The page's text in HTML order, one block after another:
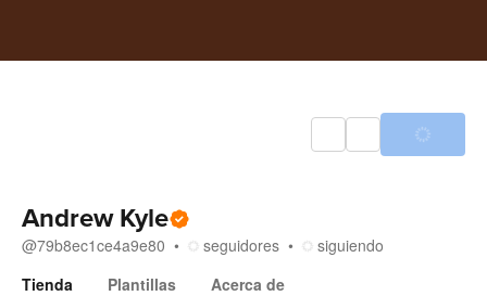
Andrew Kyle
@79b8ec1ce4a9e80 seguidores
siguiendo
Tienda
Plantillas Acerca de